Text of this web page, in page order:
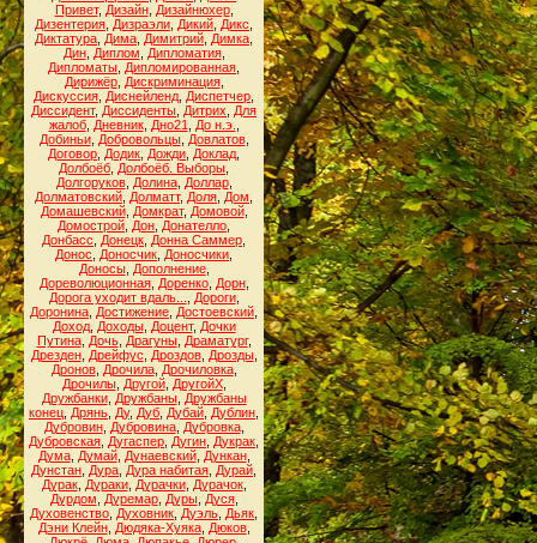
Привет, Дизайн, Дизайнюхер,
Дизентерия Дизраэли Дикий Дикс
Диктатура Дима Димитрий Димка
Дин, Диплом Дипломатия,
Дипломаты Дипломированная
Дирижёр, Дискриминация,
Дискуссия Диснейленд Диспетчер
Диссидент, Диссиденты Дитрих
Для
жалоб, Дневник, Дно21 До н.э.
Добиньи, Добровольцы, Довлатов,
Договор Додик Дожди Доклад
Долбоёб Долбоёб. Выборы
Долгоруков, Долина, Доллар,
Долматовский Долматт, Доля Дом
Домашевский, Домкрат, Домовой,
Домострой Дон Донателло
Донбасс
Донецк Донна Саммер
Донос
Доносчик Доносчики
Доносы, Дополнение,
Дореволюционная, Доренко, Дорн,
Дорога уходит вдаль...
Дороги,
Доронина Достижение Достоевский
Доход, Доходы, Доцент, Дочки
Путина, Дочь, Драгуны, Драматург,
Дрезден, Дрейфус Дроздов, Дрозды,
Дронов, Дрочила, Дрочиловка,
Дрочилы, Другой, ДругойХ,
Дружбанки, Дружбаны, Дружбаны
конец Дрянь Ду, Дуб Дубай Дублин
Дубровин, Дубровина, Дубровка,
Дубровская Дугаспер Дугин Дукрак
Дума, Думай, Дунаевский, Дункан,
Дунстан Дура Дура набитая Дурай
Дурак, Дураки, Дурачки, Дурачок,
Дурдом
Дуремар, Дуры, Дуся,
Духовенство Духовник Дуэль Дьяк
Дэни Клейн, Дюдяка-Хуяка, Дюков,